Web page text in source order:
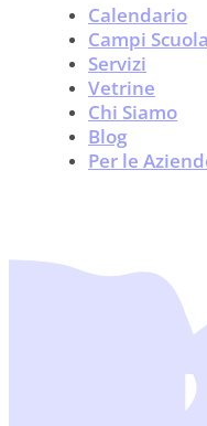
Calendario
Campi Scuola
Servizi
Vetrine
Chi Siamo
Blog
Per le